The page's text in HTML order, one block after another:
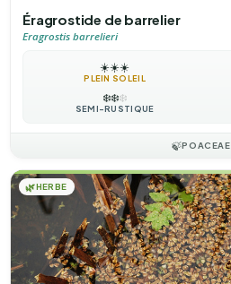
Éragrostide de barrelier
Eragrostis barrelieri
☀️☀️☀️
PLEIN SOLEIL
❄️❄️❄️
SEMI-RUSTIQUE
🍃POACEAE
🌿HERBE